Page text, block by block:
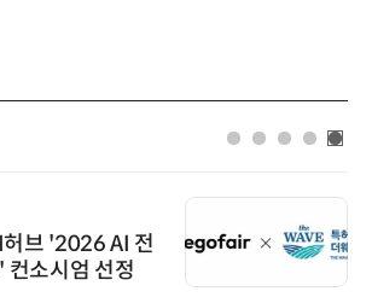
브 '2026 AI 전
컨소시엄 선정